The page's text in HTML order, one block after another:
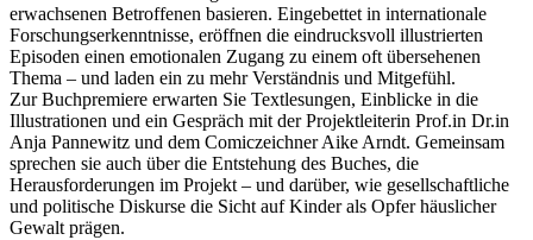
erwachsenen Betroffenen basieren. Eingebettet in internationale
Forschungserkenntnisse, eröffnen die eindrucksvoll illustrierten
Episoden einen emotionalen Zugang zu einem oft übersehenen
Thema – und laden ein zu mehr Verständnis und Mitgefühl.
Zur Buchpremiere erwarten Sie Textlesungen, Einblicke in die
Illustrationen und ein Gespräch mit der Projektleiterin Prof.in Dr.in
Anja Pannewitz und dem Comiczeichner Aike Arndt. Gemeinsam
sprechen sie auch über die Entstehung des Buches, die
Herausforderungen im Projekt – und darüber, wie gesellschaftliche
und politische Diskurse die Sicht auf Kinder als Opfer häuslicher
Gewalt prägen.